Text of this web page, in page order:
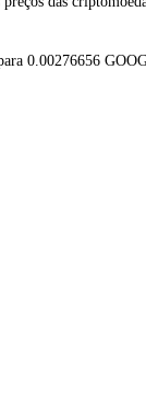
0.00276656